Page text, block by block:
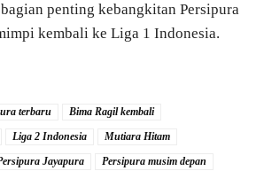
penting kebangkitan Persipura
kembali ke Liga 1 Indonesia.
terbaru
Bima Ragil kembali
Liga 2 Indonesia
Mutiara Hitam
Jayapura
Persipura musim depan